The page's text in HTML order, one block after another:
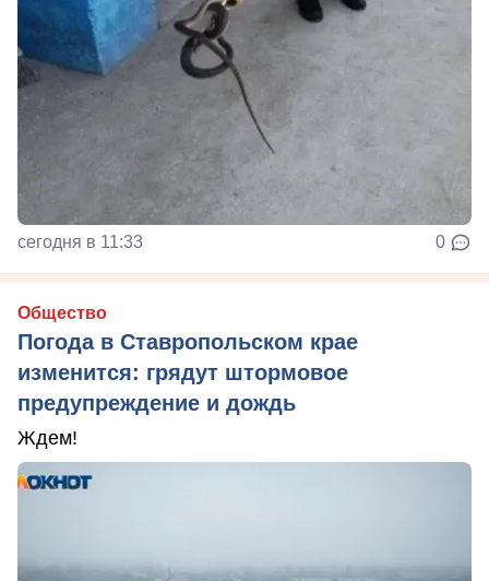
сегодня в 11:33 0
Общество
Погода в Ставропольском крае
изменится: грядут штормовое
предупреждение и дождь
Ждем!